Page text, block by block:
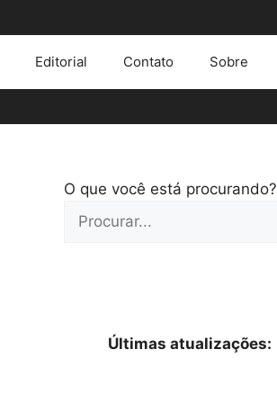
Editorial Contato Sobre
O que você está procurando?
Últimas atualizações: